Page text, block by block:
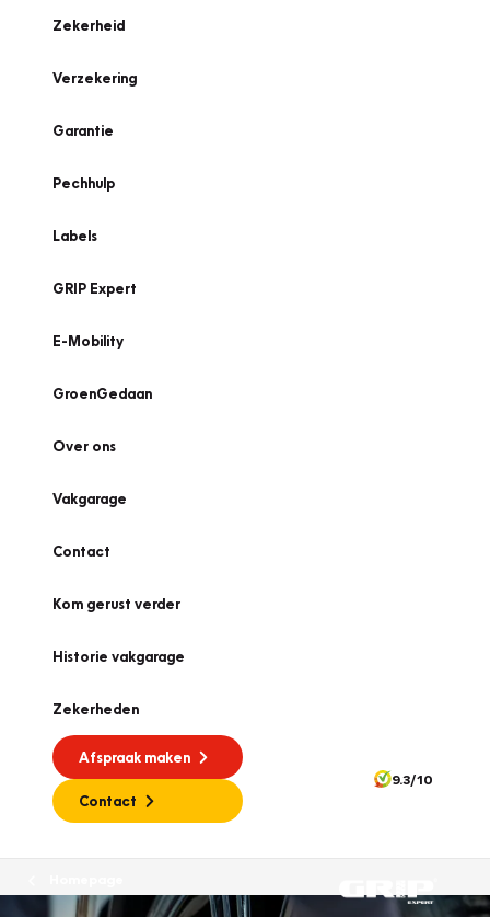
Zekerheid
Verzekering
Garantie
Pechhulp
Labels
GRIP Expert
E-Mobility
GroenGedaan
Over ons
Vakgarage
Contact
Kom gerust verder
Historie vakgarage
Zekerheden
Afspraak maken
Contact
9.3/10